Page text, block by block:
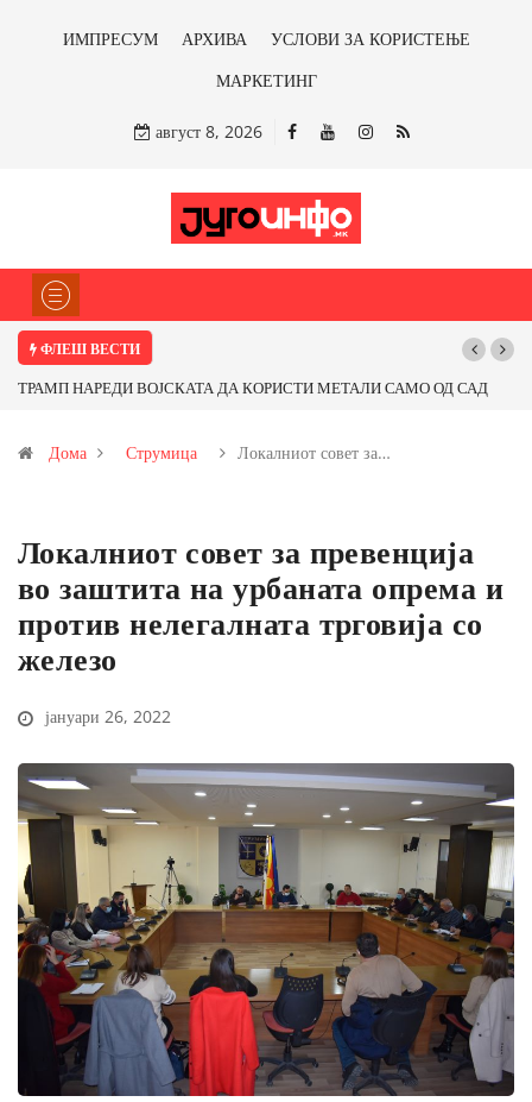
ИМПРЕСУМ АРХИВА
УСЛОВИ ЗА КОРИСТЕЊЕ
МАРКЕТИНГ
август 8, 2026
ФЛЕШ ВЕСТИ
МЕТАЛИ САМО ОД САД
Почнува реконструкцијата на улицата
Дома Струмица Локалниот совет за…
Локалниот совет за превенција
во заштита на урбаната опрема и
против нелегалната трговија со
железо
јануари 26, 2022